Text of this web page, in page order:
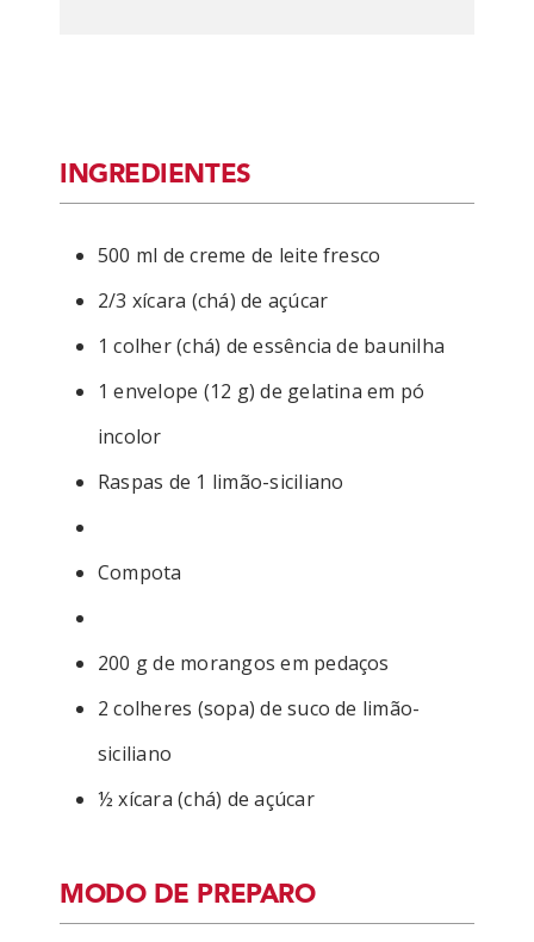
INGREDIENTES
500 ml de creme de leite fresco
2/3 xícara (chá) de açúcar
1 colher (chá) de essência de baunilha
1 envelope (12 g) de gelatina em pó
incolor
Raspas de 1 limão-siciliano
Compota
200 g de morangos em pedaços
2 colheres (sopa) de suco de limão-
siciliano
½ xícara (chá) de açúcar
MODO DE PREPARO